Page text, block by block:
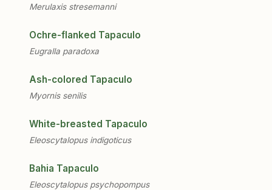
Merulaxis stresemanni
Ochre-flanked Tapaculo
Eugralla paradoxa
Ash-colored Tapaculo
Myornis senilis
White-breasted Tapaculo
Eleoscytalopus indigoticus
Bahia Tapaculo
Eleoscytalopus psychopompus